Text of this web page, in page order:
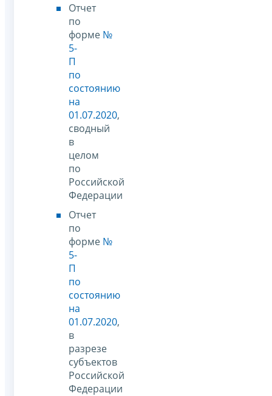
Отчет
по
форме №
5-
П
по
состоянию
на
01.07.2020,
сводный
в
целом
по
Российской
Федерации
Отчет
по
форме №
5-
П
по
состоянию
на
01.07.2020,
в
разрезе
субъектов
Российской
Федерации